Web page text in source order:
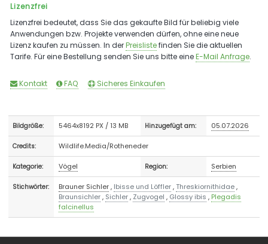
Lizenzfrei
Lizenzfrei bedeutet, dass Sie das gekaufte Bild für beliebig viele
Anwendungen bzw. Projekte verwenden dürfen, ohne eine neue
Lizenz kaufen zu müssen. In derPreislistefinden Sie die aktuellen
Tarife. Für eine Bestellung senden Sie uns bitte eineE-Mail Anfrage.
Kontakt FAQ Sicheres Einkaufen
Bildgröße: 5464x8192 PX / 13 MB Hinzugefügt am: 05.07.2026
Credits: Wildlife.Media/Rotheneder
Kategorie: Vögel Region: Serbien
Stichwörter: Brauner Sichler, Ibisse und Löffler,Threskiornithidae,
Braunsichler, Sichler, Zugvogel , Glossy ibis , Plegadis
falcinellus